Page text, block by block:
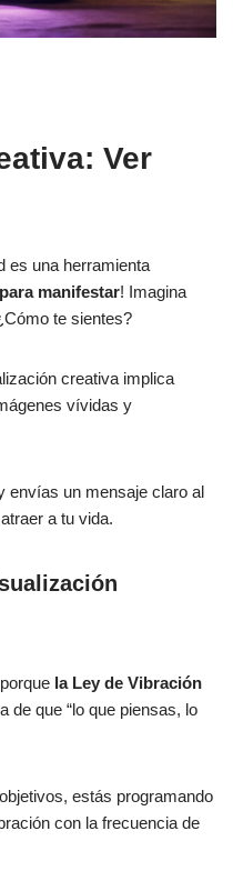
Ver
es una herramienta
manifestar! Imagina
te sientes?
creativa implica
vívidas y
envías un mensaje claro al
a tu vida.
la Ley de Vibración
de que “lo que piensas, lo
estás programando
con la frecuencia de